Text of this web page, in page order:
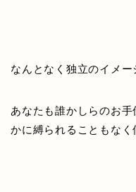
なんとなく独立のイメー
あなたも誰かしらのお
かに縛られることもなく